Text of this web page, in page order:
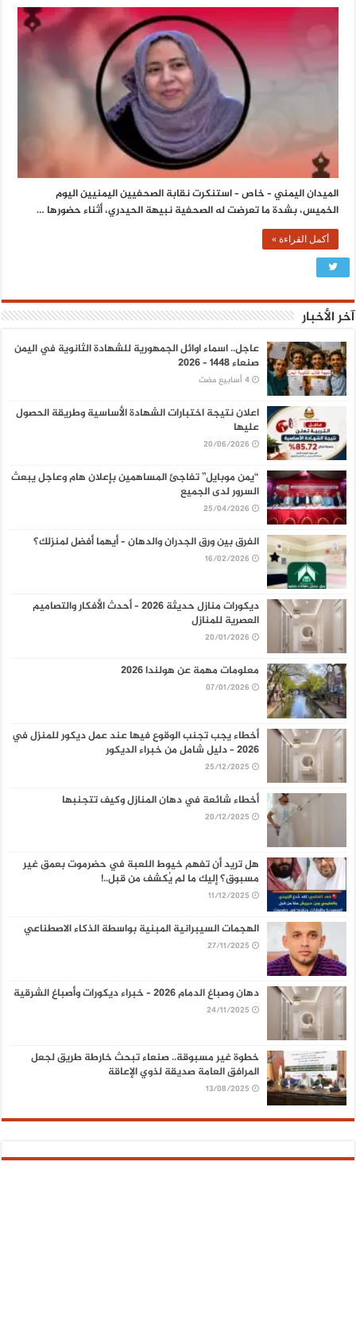
الميدان اليمني – خاص – استنكرت نقابة الصحفيين اليمنيين اليوم
الخميس، بشدة ما تعرضت له الصحفية نبيهة الحيدري، أثناء حضورها …
أكمل القراءة »
آخر الأخبار
عاجل.. اسماء اوائل الجمهورية للشهادة الثانوية في اليمن
صنعاء 1448 – 2026
اعلان نتيجة اختبارات الشهادة الأساسية وطريقة الحصول
عليها
20/06/2026
“يمن موبايل” تفاجئ المساهمين بإعلان هام وعاجل يبعث
السرور لدى الجميع
25/04/2026
الفرق بين ورق الجدران والدهان – أيهما أفضل لمنزلك؟
16/02/2026
ديكورات منازل حديثة 2026 – أحدث الأفكار والتصاميم
العصرية للمنازل
20/01/2026
معلومات مهمة عن هولندا 2026
07/01/2026
أخطاء يجب تجنب الوقوع فيها عند عمل ديكور للمنزل في
2026 – دليل شامل من خبراء الديكور
25/12/2025
أخطاء شائعة في دهان المنازل وكيف تتجنبها
20/12/2025
هل تريد أن تفهم خيوط اللعبة في حضرموت بعمق غير
مسبوق؟ إليك ما لم يُكشف من قبل..!
11/12/2025
الهجمات السيبرانية المبنية بواسطة الذكاء الاصطناعي
27/11/2025
دهان وصباغ الدمام 2026 – خبراء ديكورات وأصباغ الشرقية
24/11/2025
خطوة غير مسبوقة.. صنعاء تبحث خارطة طريق لجعل
المرافق العامة صديقة لذوي الإعاقة
13/08/2025